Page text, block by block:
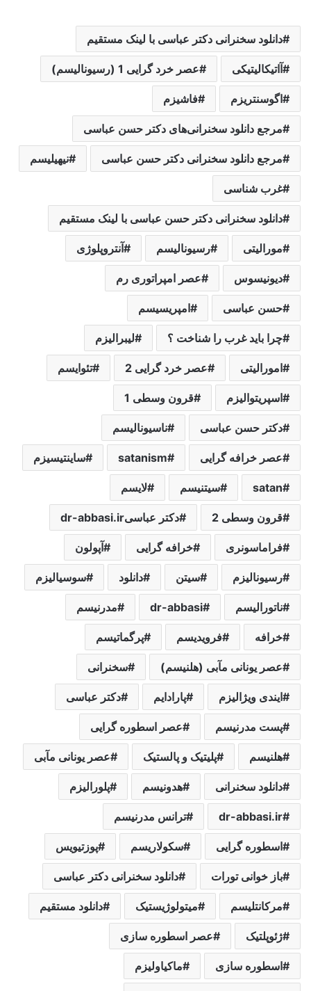
دانلود سخنرانی دکتر عباسی با لینک مستقیم
آاتیکالیتیکی عصر خرد گرایی 1 (رسیونالیسم)
اگوسنتریزم فاشیزم
مرجع دانلود سخنرانی‌های دکتر حسن عباسی
مرجع دانلود سخنرانی دکتر حسن عباسی نیهیلیسم
غرب شناسی
دانلود سخنرانی دکتر حسن عباسی با لینک مستقیم
مورالیتی رسیونالیسم آنتروپلوژی
دیونیسوس عصر امپراتوری رم
حسن عباسی امپریسیسم
چرا باید غرب را شناخت ؟ لیبرالیزم
امورالیتی عصر خرد گرایی 2 تئوایسم
اسپریتوالیزم قرون وسطی 1
دکتر حسن عباسی ناسیونالیسم
عصر خرافه گرایی satanism ساینتیسیزم
satan سیتنیسم لایسم
قرون وسطی 2 دکتر عباسیdr-abbasi.ir
فراماسونری خرافه گرایی آپولون
رسیونالیزم سیتن دانلود سوسیالیزم
ناتورالیسم dr-abbasi مدرنیسم
خرافه فرویدیسم پرگماتیسم
عصر یونانی مآبی (هلنیسم) سخنرانی
ایندی ویژالیزم پارادایم دکتر عباسی
پست مدرنیسم عصر اسطوره گرایی
هلنیسم پلیتیک و پالستیک عصر یونانی مآبی
دانلود سخنرانی هدونیسم پلورالیزم
dr-abbasi.ir ترانس مدرنیسم
اسطوره گرایی سکولاریسم پوزتیویس
باز خوانی تورات دانلود سخنرانی دکتر عباسی
مرکانتلیسم میتولوژیستیک دانلود مستقیم
ژئوپلتیک عصر اسطوره سازی
اسطوره سازی ماکیاولیزم